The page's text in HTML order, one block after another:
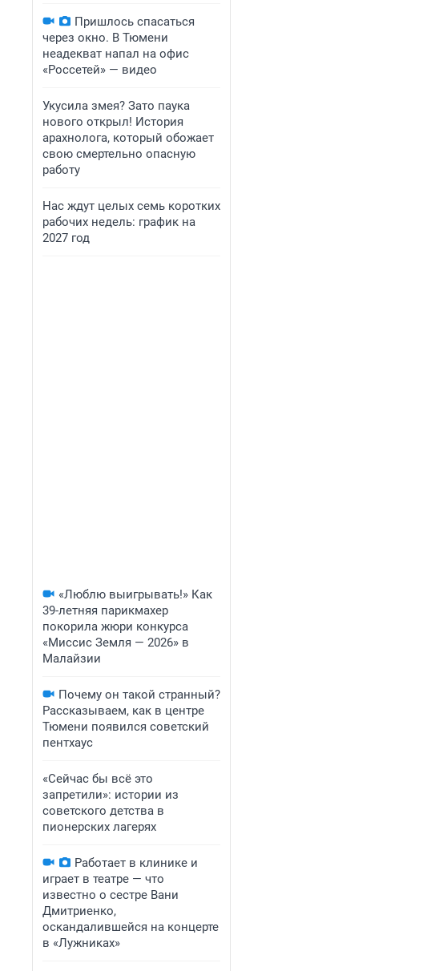
Пришлось спасаться
через окно. В Тюмени
неадекват напал на офис
«Россетей» — видео
Укусила змея? Зато паука
нового открыл! История
арахнолога, который обожает
свою смертельно опасную
работу
Нас ждут целых семь коротких
рабочих недель: график на
2027 год
«Люблю выигрывать!» Как
39-летняя парикмахер
покорила жюри конкурса
«Миссис Земля — 2026» в
Малайзии
Почему он такой странный?
Рассказываем, как в центре
Тюмени появился советский
пентхаус
«Сейчас бы всё это
запретили»: истории из
советского детства в
пионерских лагерях
Работает в клинике и
играет в театре — что
известно о сестре Вани
Дмитриенко,
оскандалившейся на концерте
в «Лужниках»